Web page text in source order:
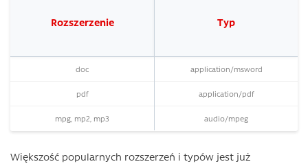
Rozszerzenie Typ
doc application/msword
pdf application/pdf
mpg, mp2, mp3 audio/mpeg
Większość popularnych rozszerzeń i typów jest już